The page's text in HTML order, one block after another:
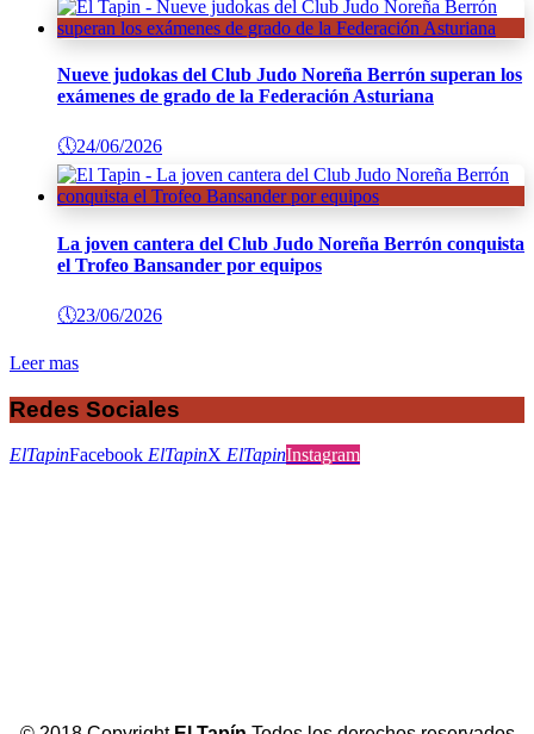
Nueve judokas del Club Judo Noreña Berrón superan los
exámenes de grado de la Federación Asturiana
🕔24/06/2026
La joven cantera del Club Judo Noreña Berrón conquista
el Trofeo Bansander por equipos
🕔23/06/2026
Leer mas
Redes Sociales
ElTapinFacebook ElTapinX ElTapinInstagram